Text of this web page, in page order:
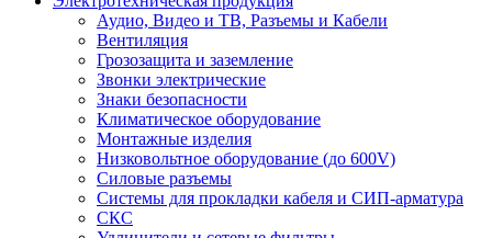
Аудио, Видео и ТВ, Разъемы и Кабели
Вентиляция
Грозозащита и заземление
Звонки электрические
Знаки безопасности
Климатическое оборудование
Монтажные изделия
Низковольтное оборудование (до 600V)
Силовые разъемы
Системы для прокладки кабеля и СИП-арматура
СКС